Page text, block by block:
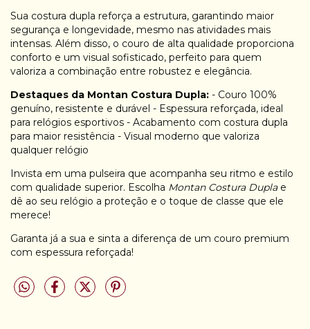
Sua costura dupla reforça a estrutura, garantindo maior
segurança e longevidade, mesmo nas atividades mais
intensas. Além disso, o couro de alta qualidade proporciona
conforto e um visual sofisticado, perfeito para quem
valoriza a combinação entre robustez e elegância.
Destaques da Montan Costura Dupla: - Couro 100%
genuíno, resistente e durável - Espessura reforçada, ideal
para relógios esportivos - Acabamento com costura dupla
para maior resistência - Visual moderno que valoriza
qualquer relógio
Invista em uma pulseira que acompanha seu ritmo e estilo
com qualidade superior. Escolha Montan Costura Duplae
dê ao seu relógio a proteção e o toque de classe que ele
merece!
Garanta já a sua e sinta a diferença de um couro premium
com espessura reforçada!